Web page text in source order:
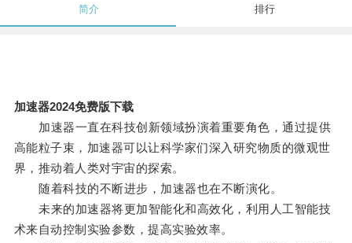
简介 排行
加速器2024免费版下载
加速器一直在科技创新领域扮演着重要角色，通过提供
高能粒子束，加速器可以让科学家们深入研究物质的微观世
界，推动着人类对宇宙的探索。
随着科技的不断进步，加速器也在不断演化。
未来的加速器将更加智能化和高效化，利用人工智能技
术来自动控制实验参数，提高实验效率。